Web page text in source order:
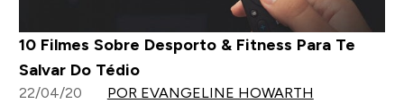
10 Filmes Sobre Desporto & Fitness Para Te
Salvar Do Tédio
22/04/20 POR EVANGELINE HOWARTH